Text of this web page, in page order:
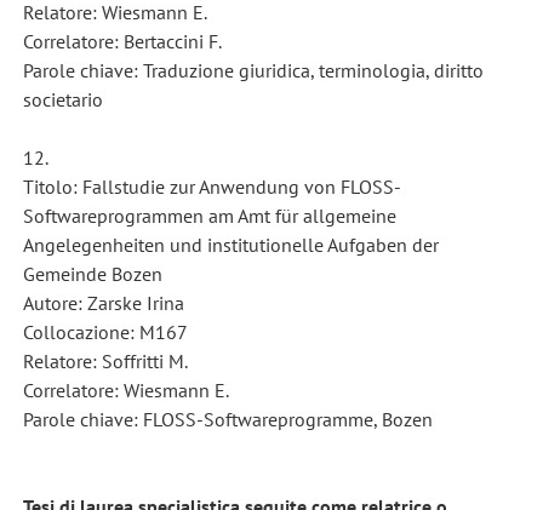
Relatore: Wiesmann E.
Correlatore: Bertaccini F.
Parole chiave: Traduzione giuridica, terminologia, diritto
societario
12.
Titolo: Fallstudie zur Anwendung von FLOSS-
Softwareprogrammen am Amt für allgemeine
Angelegenheiten und institutionelle Aufgaben der
Gemeinde Bozen
Autore: Zarske Irina
Collocazione: M167
Relatore: Soffritti M.
Correlatore: Wiesmann E.
Parole chiave: FLOSS-Softwareprogramme, Bozen